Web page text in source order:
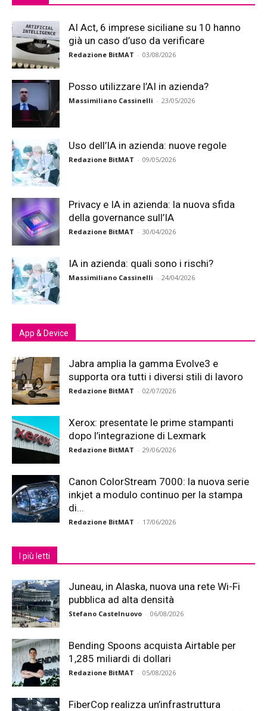
AI Act, 6 imprese siciliane su 10 hanno
già un caso d’uso da verificare
Redazione BitMAT - 03/08/2026
Posso utilizzare l’AI in azienda?
Massimiliano Cassinelli - 23/05/2026
Uso dell’IA in azienda: nuove regole
Redazione BitMAT - 09/05/2026
Privacy e IA in azienda: la nuova sfida
della governance sull’IA
Redazione BitMAT - 30/04/2026
IA in azienda: quali sono i rischi?
Massimiliano Cassinelli - 24/04/2026
App & Device
Jabra amplia la gamma Evolve3 e
supporta ora tutti i diversi stili di lavoro
Redazione BitMAT - 02/07/2026
Xerox: presentate le prime stampanti
dopo l’integrazione di Lexmark
Redazione BitMAT - 29/06/2026
Canon ColorStream 7000: la nuova serie
inkjet a modulo continuo per la stampa
di...
Redazione BitMAT - 17/06/2026
I più letti
Juneau, in Alaska, nuova una rete Wi-Fi
pubblica ad alta densità
Stefano Castelnuovo - 06/08/2026
Bending Spoons acquista Airtable per
1,285 miliardi di dollari
Redazione BitMAT - 05/08/2026
FiberCop realizza un’infrastruttura